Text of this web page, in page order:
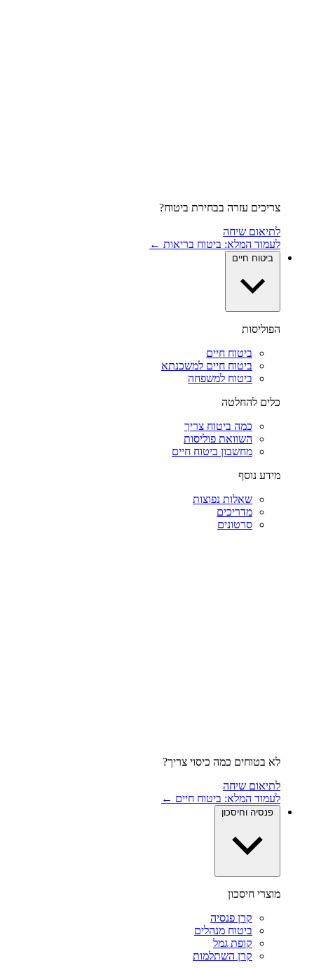
צריכים עזרה בבחירת ביטוח?
לתיאום שיחה
לעמוד המלא: ביטוח בריאות ←
ביטוח חיים
הפוליסות
ביטוח חיים
ביטוח חיים למשכנתא
ביטוח למשפחה
כלים להחלטה
כמה ביטוח צריך
השוואת פוליסות
מחשבון ביטוח חיים
מידע נוסף
שאלות נפוצות
מדריכים
סרטונים
לא בטוחים כמה כיסוי צריך?
לתיאום שיחה
לעמוד המלא: ביטוח חיים ←
פנסיה וחיסכון
מוצרי חיסכון
קרן פנסיה
ביטוח מנהלים
קופת גמל
קרן השתלמות